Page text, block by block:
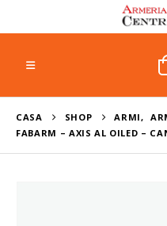
CASA SHOP ARMI,
FABARM – AXIS AL OILED –